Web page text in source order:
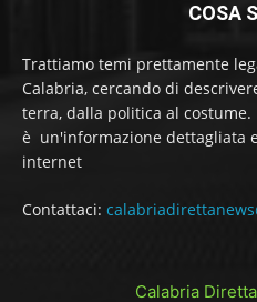
COSA
Trattiamo temi prettamente
Calabria, cercando di
terra, dalla politica al
è un'informazione dettagliata
internet
Contattaci:
Calabria